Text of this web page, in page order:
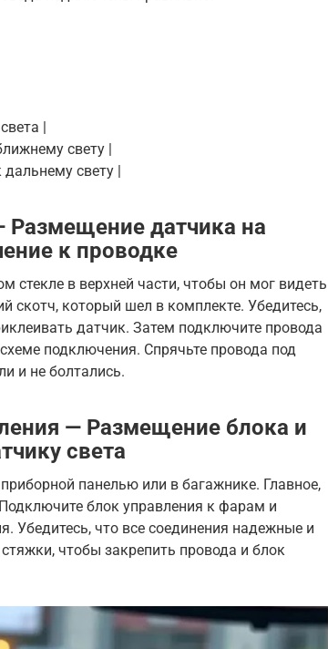
|
свету |
свету |
Размещение датчика на
к проводке
стекле в верхней части, чтобы он мог видеть
скотч, который шел в комплекте. Убедитесь,
датчик. Затем подключите провода
подключения. Спрячьте провода под
и не болтались.
— Размещение блока и
света
панелью или в багажнике. Главное,
блок управления к фарам и
Убедитесь, что все соединения надежные и
чтобы закрепить провода и блок